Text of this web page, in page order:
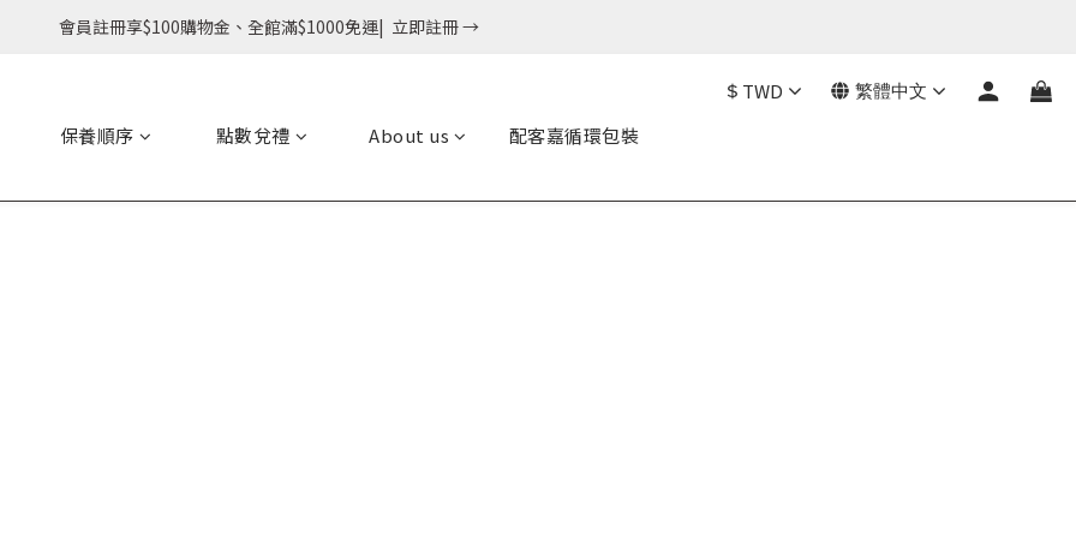
會員註冊享$100購物金、全館滿$1000免運|  立即註冊 →
$ TWD 繁體中文
保養順序 點數兌禮 About us 配客嘉循環包裝